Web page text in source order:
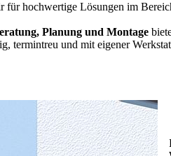
für hochwertige Lösungen im
Planung und Montage
termintreu und mit eigener